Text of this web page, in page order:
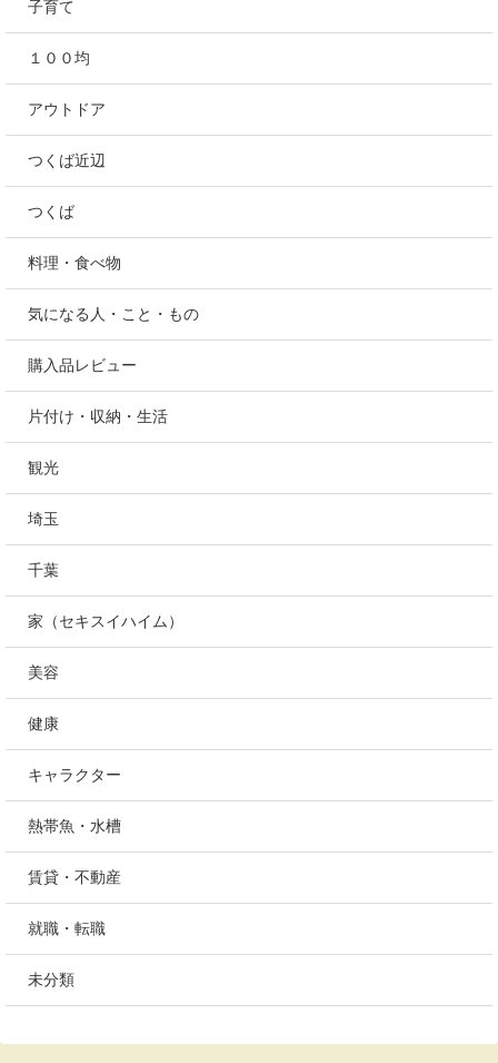
子育て
１００均
アウトドア
つくば近辺
つくば
料理・食べ物
気になる人・こと・もの
購入品レビュー
片付け・収納・生活
観光
埼玉
千葉
家（セキスイハイム）
美容
健康
キャラクター
熱帯魚・水槽
賃貸・不動産
就職・転職
未分類